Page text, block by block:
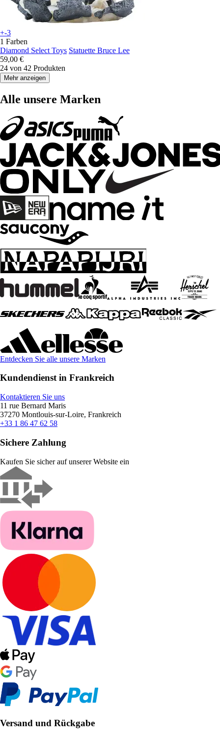
+-3
1 Farben
Diamond Select Toys Statuette Bruce Lee
59,00 €
24 von 42 Produkten
Mehr anzeigen
Alle unsere Marken
Entdecken Sie alle unsere Marken
Kundendienst in Frankreich
Kontaktieren Sie uns
11 rue Bernard Maris
37270 Montlouis-sur-Loire, Frankreich
+33 1 86 47 62 58
Sichere Zahlung
Kaufen Sie sicher auf unserer Website ein
Versand und Rückgabe